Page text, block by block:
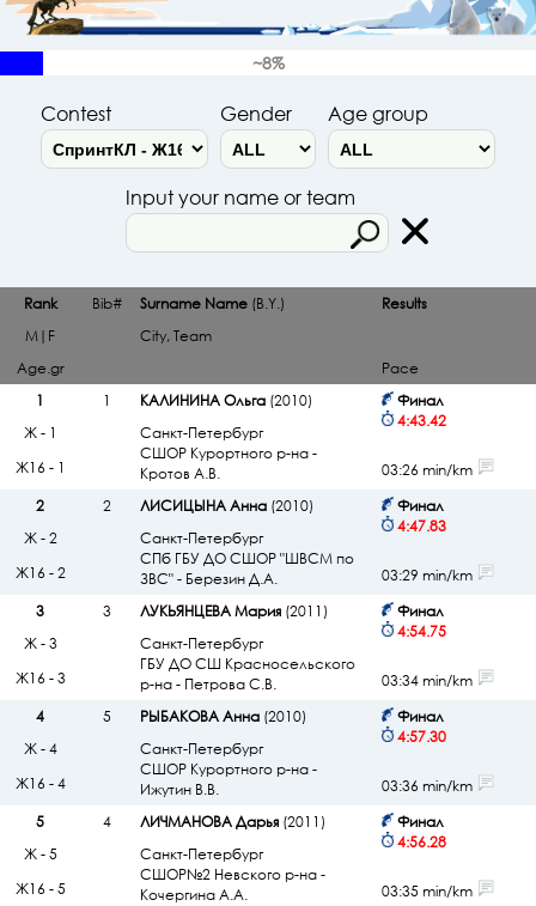
~8%
Contest Gender Age group
Input your name or team
Rank Bib# Surname Name(B.Y.)
City, Team
Results
M|F
Age.gr
Pace
1
1 КАЛИНИНА Ольга(2010)
Санкт-Петербург
СШОР Курортного р-на -
Кротов А.В.
Финал
4:43.42
Ж - 1
Ж16 - 1
03:26 min/km
2
2 ЛИСИЦЫНА Анна(2010)
Санкт-Петербург
СПб ГБУ ДО СШОР "ШВСМ по
ЗВС" - Березин Д.А.
Финал
4:47.83
Ж - 2
Ж16 - 2
03:29 min/km
3
3 ЛУКЬЯНЦЕВА Мария(2011)
Санкт-Петербург
ГБУ ДО СШ Красносельского
р-на - Петрова С.В.
Финал
4:54.75
Ж - 3
Ж16 - 3
03:34 min/km
4
5 РЫБАКОВА Анна(2010)
Санкт-Петербург
СШОР Курортного р-на -
Ижутин В.В.
Финал
4:57.30
Ж - 4
Ж16 - 4
03:36 min/km
5
4 ЛИЧМАНОВА Дарья(2011)
Санкт-Петербург
СШОР№2 Невского р-на -
Кочергина А.А.
Финал
4:56.28
Ж - 5
Ж16 - 5
03:35 min/km